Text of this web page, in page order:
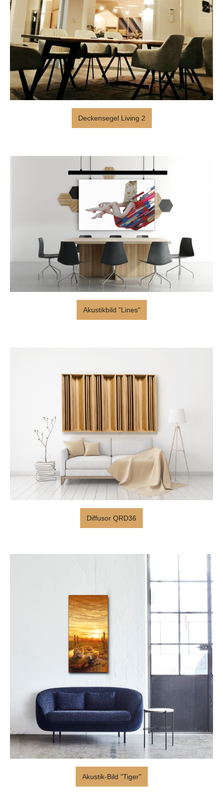
Deckensegel Living 2
Akustikbild "Lines"
Diffusor QRD36
Akustik-Bild "Tiger"